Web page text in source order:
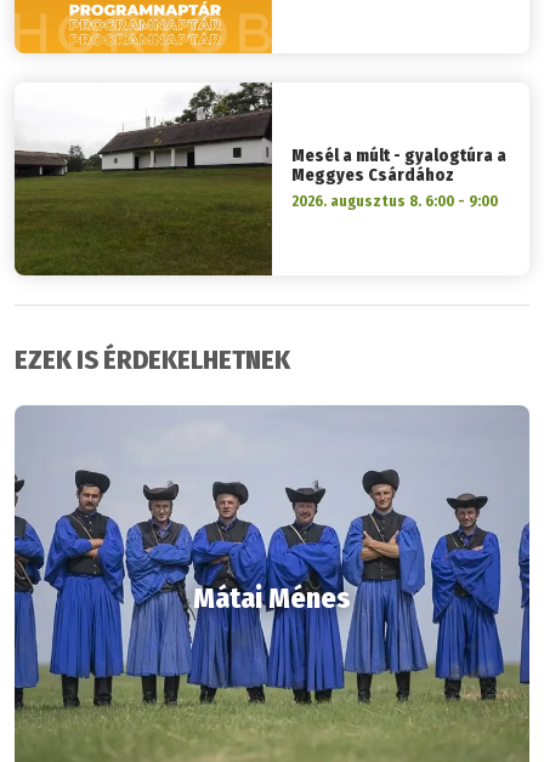
Mesél a múlt - gyalogtúra a
Meggyes Csárdához
2026. augusztus 8. 6:00 - 9:00
EZEK IS ÉRDEKELHETNEK
Mátai Ménes